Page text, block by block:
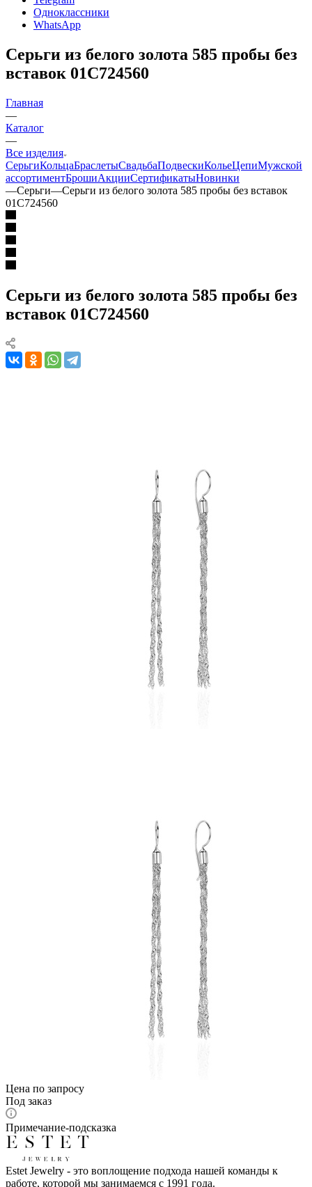
Одноклассники
WhatsApp
Серьги из белого золота 585 пробы без
вставок 01С724560
Главная
—
Каталог
—
Все изделия
СерьгиКольцаБраслетыСвадьбаПодвескиКольеЦепиМужской
ассортиментБрошиАкцииСертификатыНовинки
—Серьги—Серьги из белого золота 585 пробы без вставок
01С724560
Серьги из белого золота 585 пробы без
вставок 01С724560
Цена по запросу
Под заказ
Примечание-подсказка
Estet Jewelry - это воплощение подхода нашей команды к
работе, которой мы занимаемся с 1991 года.